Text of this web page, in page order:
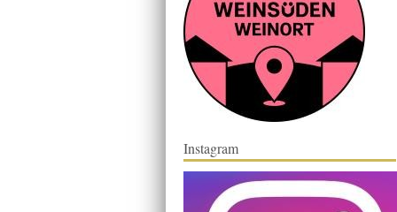
Instagram